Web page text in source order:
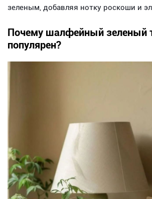
зеленым, добавляя нотку роскоши и
Почему шалфейный зеленый
популярен?